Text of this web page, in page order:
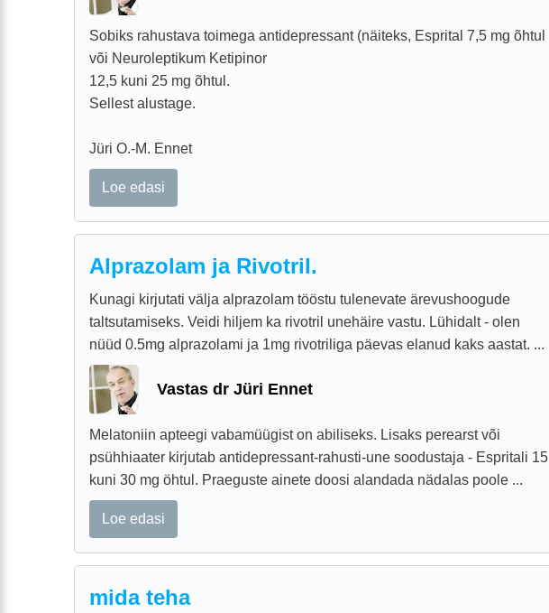
Sobiks rahustava toimega antidepressant (näiteks, Esprital 7,5 mg õhtul
või Neuroleptikum Ketipinor
12,5 kuni 25 mg õhtul.
Sellest alustage.
Jüri O.-M. Ennet
Loe edasi
Alprazolam ja Rivotril.
Kunagi kirjutati välja alprazolam tööstu tulenevate ärevushoogude
taltsutamiseks. Veidi hiljem ka rivotril unehäire vastu. Lühidalt - olen
nüüd 0.5mg alprazolami ja 1mg rivotriliga päevas elanud kaks aastat. ...
Vastas dr Jüri Ennet
Melatoniin apteegi vabamüügist on abiliseks. Lisaks perearst või
psühhiaater kirjutab antidepressant-rahusti-une soodustaja - Espritali 15
kuni 30 mg öhtul. Praeguste ainete doosi alandada nädalas poole ...
Loe edasi
mida teha